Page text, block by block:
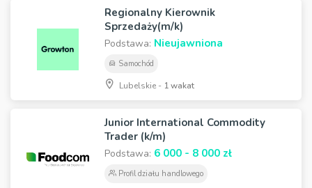
Regionalny Kierownik
Sprzedaży(m/k)
Podstawa: Nieujawniona
Samochód
Lubelskie - 1 wakat
Junior International Commodity
Trader (k/m)
Podstawa: 6 000 - 8 000 zł
Profil działu handlowego